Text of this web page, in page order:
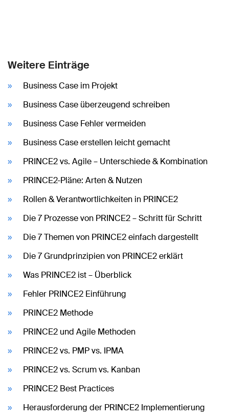
Weitere Einträge
Business Case im Projekt
Business Case überzeugend schreiben
Business Case Fehler vermeiden
Business Case erstellen leicht gemacht
PRINCE2 vs. Agile – Unterschiede & Kombination
PRINCE2-Pläne: Arten & Nutzen
Rollen & Verantwortlichkeiten in PRINCE2
Die 7 Prozesse von PRINCE2 – Schritt für Schritt
Die 7 Themen von PRINCE2 einfach dargestellt
Die 7 Grundprinzipien von PRINCE2 erklärt
Was PRINCE2 ist – Überblick
Fehler PRINCE2 Einführung
PRINCE2 Methode
PRINCE2 und Agile Methoden
PRINCE2 vs. PMP vs. IPMA
PRINCE2 vs. Scrum vs. Kanban
PRINCE2 Best Practices
Herausforderung der PRINCE2 Implementierung